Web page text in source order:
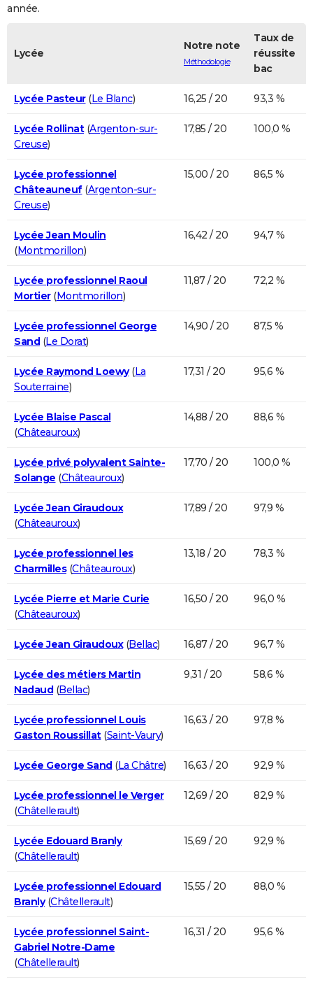
Bricolage
Lifestyle
Culture
Sport
Auto
Television
Voyage
Cinema
année.
Lycée
Notre note
Méthodologie
Taux de
réussite
bac
Lycée Pasteur(Le Blanc) 16,25 / 20 93,3 %
Lycée Rollinat(Argenton-sur-
Creuse)
17,85 / 20 100,0 %
Lycée professionnel
Châteauneuf(Argenton-sur-
Creuse)
15,00 / 20 86,5 %
Lycée Jean Moulin
(Montmorillon)
16,42 / 20 94,7 %
Lycée professionnel Raoul
Mortier(Montmorillon)
11,87 / 20 72,2 %
Lycée professionnel George
Sand(Le Dorat)
14,90 / 20 87,5 %
Lycée Raymond Loewy(La
Souterraine)
17,31 / 20 95,6 %
Lycée Blaise Pascal
(Châteauroux)
14,88 / 20 88,6 %
Lycée privé polyvalent Sainte-
Solange (Châteauroux)
17,70 / 20 100,0 %
Lycée Jean Giraudoux
(Châteauroux)
17,89 / 20 97,9 %
Lycée professionnel les
Charmilles(Châteauroux)
13,18 / 20 78,3 %
Lycée Pierre et Marie Curie
(Châteauroux)
16,50 / 20 96,0 %
Lycée Jean Giraudoux(Bellac) 16,87 / 20 96,7 %
Lycée des métiers Martin
Nadaud(Bellac)
9,31 / 20 58,6 %
Lycée professionnel Louis
Gaston Roussillat(Saint-Vaury)
16,63 / 20 97,8 %
Lycée George Sand(La Châtre) 16,63 / 20 92,9 %
Lycée professionnel le Verger
(Châtellerault)
12,69 / 20 82,9 %
Lycée Edouard Branly
(Châtellerault)
15,69 / 20 92,9 %
Lycée professionnel Edouard
Branly(Châtellerault)
15,55 / 20 88,0 %
Lycée professionnel Saint-
Gabriel Notre-Dame
(Châtellerault)
16,31 / 20 95,6 %